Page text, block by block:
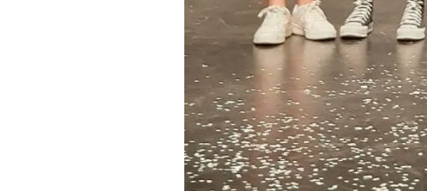
La Cívica – Escola Valenciana de
Sambori, el reconeixement
L’acte de lliurament dels
Sant Joan d’Alacant, ubicat al
Durant l’acte hi haurà també